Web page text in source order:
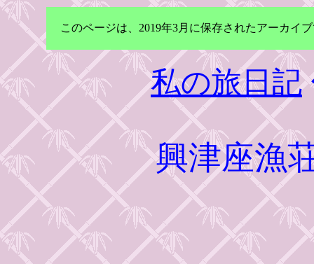
このページは、2019年3月に保存されたアーカイ
私の旅日記
興津座漁